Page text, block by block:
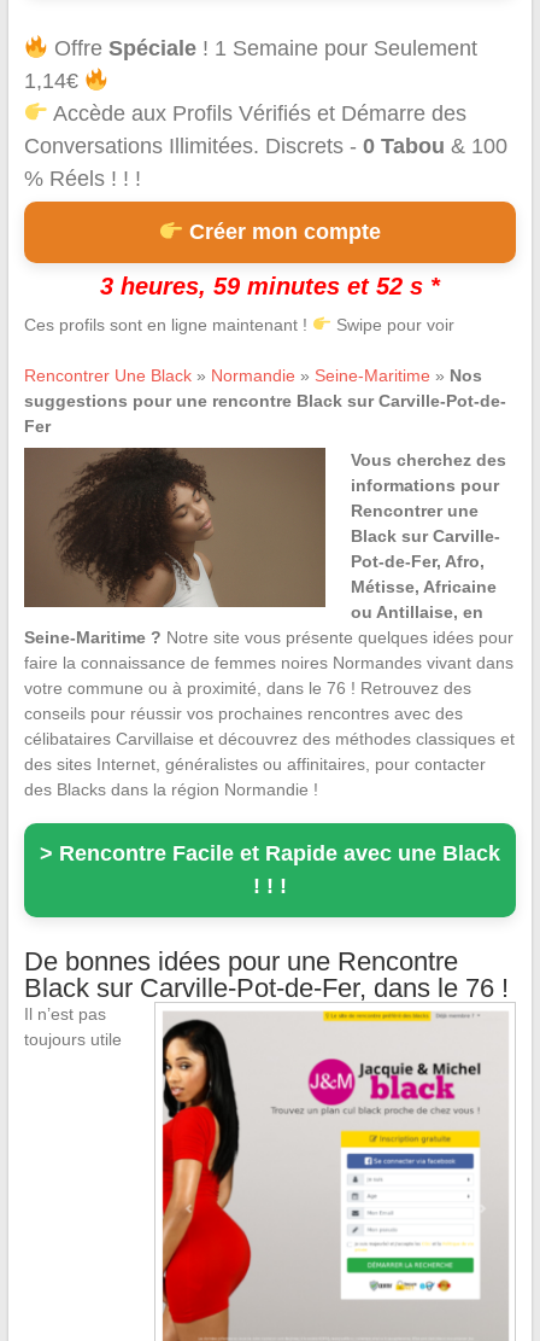
OffreSpéciale ! 1 Semaine pour Seulement
1,14€
Accède aux Profils Vérifiés et Démarre des
Conversations Illimitées. Discrets - 0 Tabou & 100
% Réels ! ! !
Créer mon compte
3 heures, 59 minutes et 51 s *
Ces profils sont en ligne maintenant ! Swipe pour voir
Rencontrer Une Black» Normandie » Seine-Maritime » Nos
suggestions pour une rencontre Black sur Carville-Pot-de-
Fer
Vous cherchez des
informations pour
Rencontrer une
Black sur Carville-
Pot-de-Fer, Afro,
Métisse, Africaine
ou Antillaise, en
Seine-Maritime ? Notre site vous présente quelques idées pour
faire la connaissance de femmes noires Normandes vivant dans
votre commune ou à proximité, dans le 76 ! Retrouvez des
conseils pour réussir vos prochaines rencontres avec des
célibataires Carvillaise et découvrez des méthodes classiques et
des sites Internet, généralistes ou affinitaires, pour contacter
des Blacks dans la région Normandie !
> Rencontre Facile et Rapide avec une Black
! ! !
De bonnes idées pour une Rencontre
Black sur Carville-Pot-de-Fer, dans le 76 !
Il n’est pas
toujours utile